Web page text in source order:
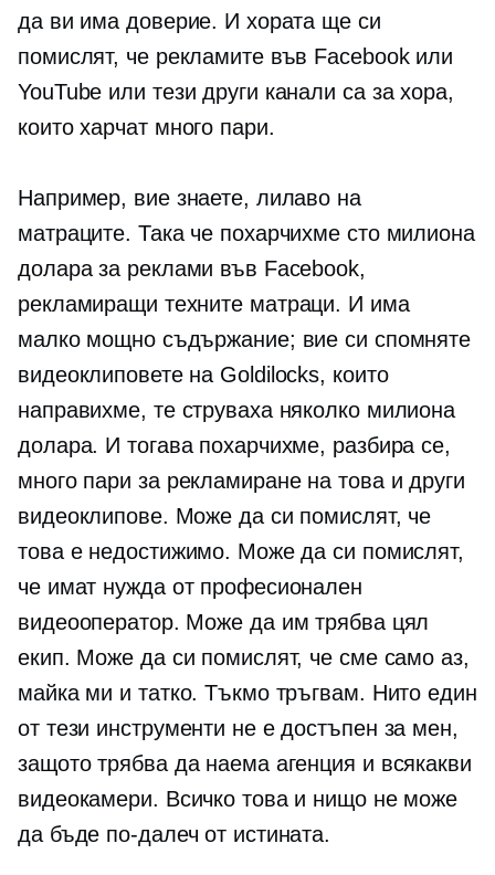
да ви има доверие. И хората ще си
помислят, че рекламите във Facebook или
YouTube или тези други канали са за хора,
които харчат много пари.
Например, вие знаете, лилаво на
матраците. Така че похарчихме сто милиона
долара за реклами във Facebook,
рекламиращи техните матраци. И има
малко мощно съдържание; вие си спомняте
видеоклиповете на Goldilocks, които
направихме, те струваха няколко милиона
долара. И тогава похарчихме, разбира се,
много пари за рекламиране на това и други
видеоклипове. Може да си помислят, че
това е недостижимо. Може да си помислят,
че имат нужда от професионален
видеооператор. Може да им трябва цял
екип. Може да си помислят, че сме само аз,
майка ми и татко. Тъкмо тръгвам. Нито един
от тези инструменти не е достъпен за мен,
защото трябва да наема агенция и всякакви
видеокамери. Всичко това и нищо не може
да бъде по-далеч от истината.